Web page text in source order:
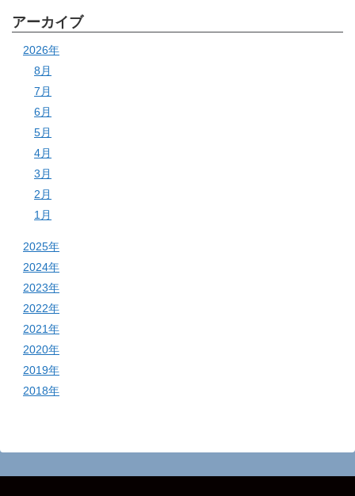
アーカイブ
2026年
8月
7月
6月
5月
4月
3月
2月
1月
2025年
2024年
2023年
2022年
2021年
2020年
2019年
2018年